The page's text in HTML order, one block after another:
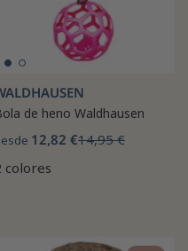
de heno Waldhausen
12,82 €14,95 €
colores